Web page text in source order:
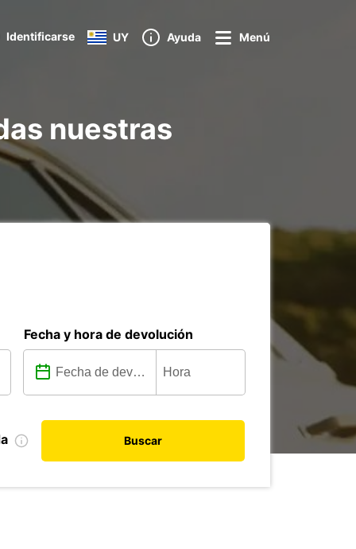
Identificarse UY Ayuda Menú
nuestras
Fecha y hora de devolución
Buscar